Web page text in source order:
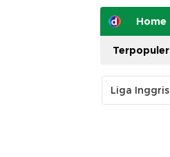
Home
Terpopuler